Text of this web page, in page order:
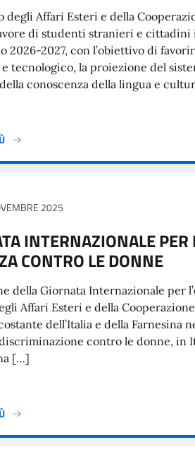
degli Affari Esteri e della
di studenti stranieri e cittadini
2026-2027, con l’obiettivo di
tecnologico, la proiezione del
conoscenza della lingua e
2025
INTERNAZIONALE
CONTRO LE DONNE
della Giornata Internazionale per
Affari Esteri e della
dell’Italia e della
contro le donne, in
[…]